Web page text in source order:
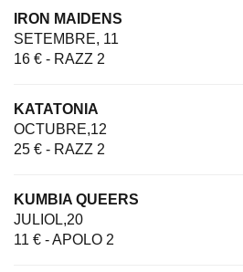
IRON MAIDENS
SETEMBRE, 11
16 € - RAZZ 2
KATATONIA
OCTUBRE,12
25 € - RAZZ 2
KUMBIA QUEERS
JULIOL,20
11 € - APOLO 2